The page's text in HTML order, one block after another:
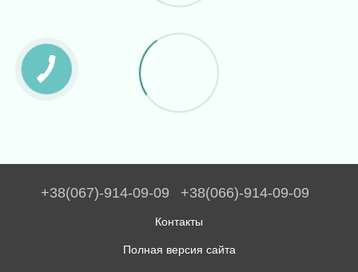
+38(067)-914-09-09 +38(066)-914-09-09
Контакты
Полная версия сайта